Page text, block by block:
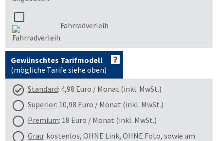
Fahrradverleih
Gewünschtes Tarifmodell
(mögliche Tarife siehe oben)
Standard: 4,98 Euro / Monat (inkl. MwSt.)
Superior: 10,98 Euro / Monat (inkl. MwSt.)
Premium: 18 Euro / Monat (inkl. MwSt.)
Grau: kostenlos, OHNE Link, OHNE Foto, sowie am